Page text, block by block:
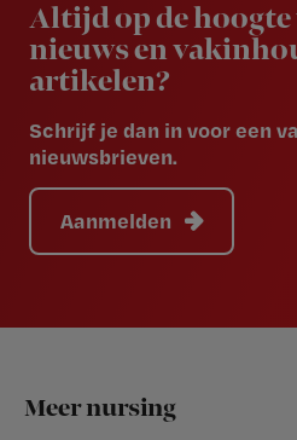
Altijd op de hoogte
nieuws en
artikelen?
Schrijf je dan in voor een
nieuwsbrieven.
Aanmelden
Footer
Meer nursing